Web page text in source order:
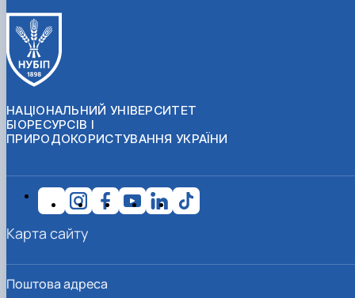
НАЦІОНАЛЬНИЙ УНІВЕРСИТЕТ
БІОРЕСУРСІВ І
ПРИРОДОКОРИСТУВАННЯ УКРАЇНИ
Поштова адреса
Карта сайту